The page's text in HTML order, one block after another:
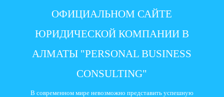
ОФИЦИАЛЬНОМ САЙТЕ
ЮРИДИЧЕСКОЙ КОМПАНИИ В
АЛМАТЫ "PERSONAL BUSINESS
CONSULTING"
В современном мире невозможно представить успешную